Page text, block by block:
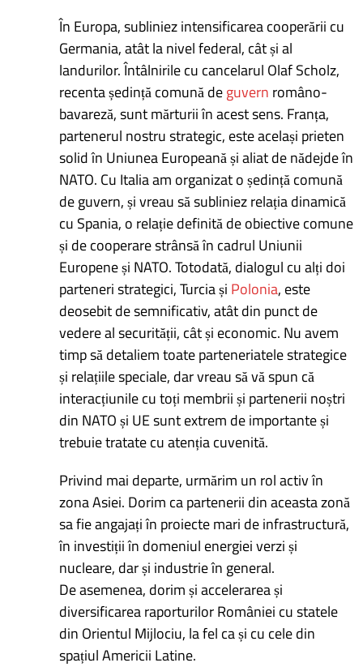
În Europa, subliniez intensificarea cooperării cu
Germania, atât la nivel federal, cât și al
landurilor. Întâlnirile cu cancelarul Olaf Scholz,
recenta ședință comună deguvern româno-
bavareză, sunt mărturii în acest sens. Franța,
partenerul nostru strategic, este același prieten
solid în Uniunea Europeană și aliat de nădejde în
NATO. Cu Italia am organizat o ședință comună
de guvern, și vreau să subliniez relația dinamică
cu Spania, o relație definită de obiective comune
și de cooperare strânsă în cadrul Uniunii
Europene și NATO. Totodată, dialogul cu alți doi
parteneri strategici, Turcia și Polonia, este
deosebit de semnificativ, atât din punct de
vedere al securității, cât și economic. Nu avem
timp să detaliem toate parteneriatele strategice
și relațiile speciale, dar vreau să vă spun că
interacțiunile cu toți membrii și partenerii noștri
din NATO și UE sunt extrem de importante și
trebuie tratate cu atenția cuvenită.
Privind mai departe, urmărim un rol activ în
zona Asiei. Dorim ca partenerii din aceasta zonă
sa fie angajați în proiecte mari de infrastructură,
în investiții în domeniul energiei verzi și
nucleare, dar și industrie în general.
De asemenea, dorim și accelerarea și
diversificarea raporturilor României cu statele
din Orientul Mijlociu, la fel ca și cu cele din
spațiul Americii Latine.